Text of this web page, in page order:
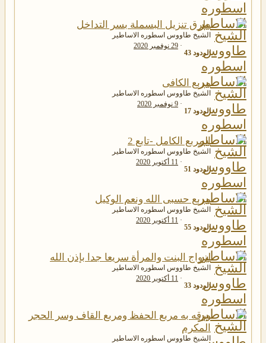
طرق تنزيل البسملة بسر التداخل
الشيخ طاووس اسطوره الاساطير
الردود 43
29 نوفمبر 2020
مربع الكافى
الشيخ طاووس اسطوره الاساطير
الردود 17
9 نوفمبر 2020
المربع الكامل -تابع 2
الشيخ طاووس اسطوره الاساطير
الردود 51
11 أكتوبر 2020
مربع حسبى الله ونعم الوكيل
الشيخ طاووس اسطوره الاساطير
الردود 55
11 أكتوبر 2020
لزواج البنت والمرأة سريعا جدا بإذن الله
الشيخ طاووس اسطوره الاساطير
الردود 33
11 أكتوبر 2020
ورقه به مربع الحفظ ومربع القاف وسر الحجر
المكرم
الشيخ طاووس اسطوره الاساطير